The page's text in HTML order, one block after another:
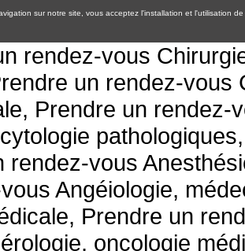
sur notre site, vous acceptez l'installation et l'utilisation